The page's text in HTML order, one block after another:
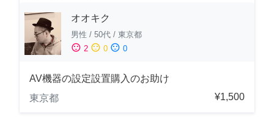
オオキク
男性 / 50代 / 東京都
sentiment_satisfied 2 sentiment_neutral 0 sentiment_dissatisfied 0
AV機器の設定設置購入のお助け
東京都
¥1,500